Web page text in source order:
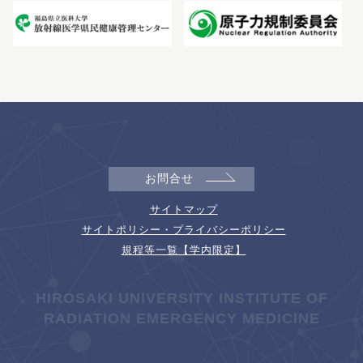
お問合せ
サイトマップ
サイトポリシー・プライバシーポリシー
規程等一覧【学内限定】
HIROSAKI UNIVERSITY INSTITUTE OF
RADIATION EMERGENCY MEDICINE